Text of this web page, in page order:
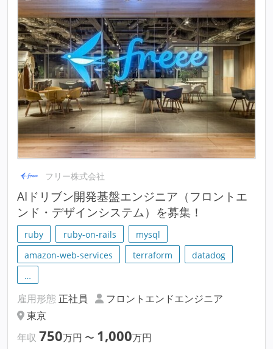
フリー株式会社
AIドリブン開発基盤エンジニア（フロントエ
ンド・デザインシステム）を募集！
ruby ruby-on-rails
mysql
amazon-web-services
terraform
datadog
…
雇用形態 正社員
フロントエンドエンジニア
東京
年収 750万円 〜 1,000万円